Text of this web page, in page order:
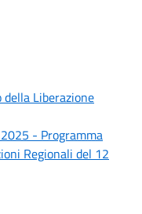
Liberazione
- Programma
Regionali del 12